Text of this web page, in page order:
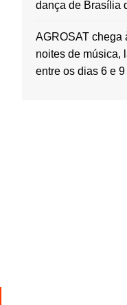
dança de Brasília
AGROSAT chega
noites de música,
entre os dias 6 e